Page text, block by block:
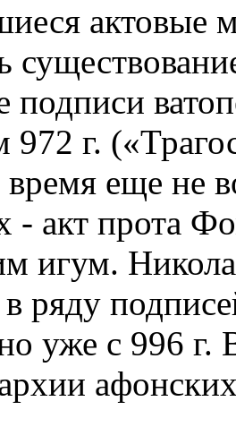
актовые
подписи
г.
время еще не
- акт прота
игум.
ряду
уже с 996 г.